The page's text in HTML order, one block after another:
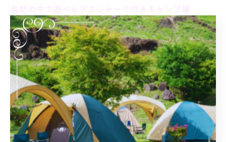
長野県には、自然の地形や森を活かしたアスレチック付
きキャンプ場が数多く存在します。例えば、森の中に設
けられたロープコースや木登り遊具、川辺の冒険ゾーン
など、四季折々の風景を楽しみながら遊べるのが特徴で
す。こうしたキャンプ場は、子どもたちが自然の中で自
由に遊び、発見や学びを得られる点が魅力となっていま
す。また、保護者も一緒に楽しめるアスレチックがある
ため、家族全員でアクティブに過ごすことができます。